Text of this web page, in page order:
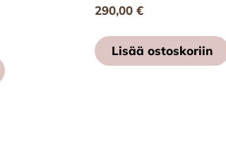
290,00 €
Lisää ostoskoriin